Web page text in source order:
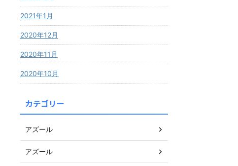
2021年1月
2020年12月
2020年11月
2020年10月
カテゴリー
アズール
アズール